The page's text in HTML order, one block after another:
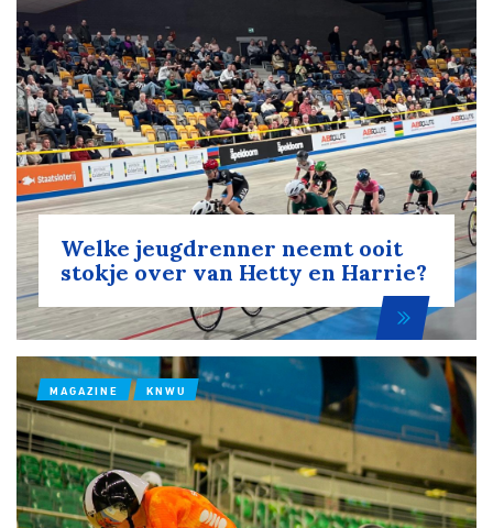
Welke jeugdrenner neemt ooit
stokje over van Hetty en Harrie?
MAGAZINE KNWU